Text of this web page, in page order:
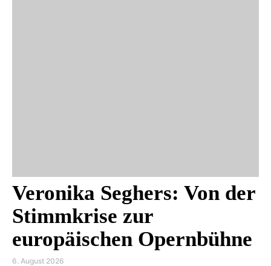
Veronika Seghers: Von der
Stimmkrise zur
europäischen Opernbühne
6. August 2026